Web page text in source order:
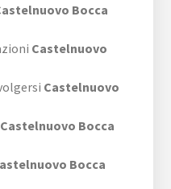
Bocca
Castelnuovo
Castelnuovo
Castelnuovo Bocca
Bocca